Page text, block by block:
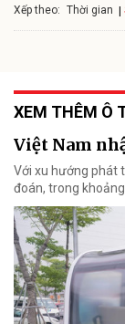
Xếp theo: Thời gian
XEM THÊM Ô
Việt Nam
Với xu hướng phát
đoán, trong